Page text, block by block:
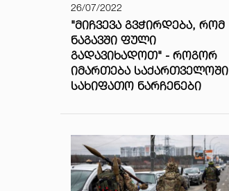
26/07/2022
"ᲛᲘᲩᲕᲔᲕᲐ ᲒᲕᲭᲘᲠᲓᲔᲑᲐ, ᲠᲝᲛ
ᲜᲐᲒᲐᲕᲨᲘ ᲤᲣᲚᲘ
ᲒᲐᲓᲐᲕᲘᲮᲐᲓᲝᲗ" - ᲠᲝᲒᲝᲠ
ᲘᲛᲐᲠᲗᲔᲑᲐ ᲡᲐᲥᲐᲠᲗᲕᲔᲚᲝᲨᲘ
ᲡᲐᲮᲘᲤᲐᲗᲝ ᲜᲐᲠᲩᲔᲜᲔᲑᲘ